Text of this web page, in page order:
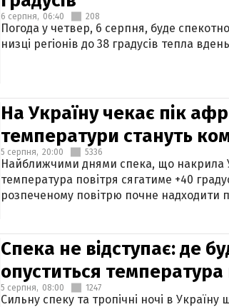
6 серпня, 06:40 208
Погода у четвер, 6 серпня, буде
низці регіонів до 38 градусів тепла
На Україну чекає пік
температури стануть
5 серпня, 20:00 5336
Найближчими днями спека, що накрила
температура повітря сягатиме +40
розпеченому повітрю почне надходити
Спека не відступає: де
опуститься
5 серпня, 08:00 1247
Сильну спеку та тропічні ночі в